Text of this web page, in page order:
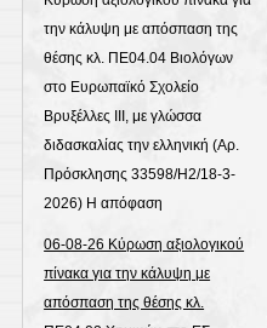
την κάλυψη με απόσπαση της
θέσης κλ. ΠΕ04.04 Βιολόγων
στο Ευρωπαϊκό Σχολείο
Βρυξέλλες ΙΙΙ, με γλώσσα
διδασκαλίας την ελληνική (Αρ.
Πρόσκλησης 33598/Η2/18-3-
2026) Η απόφαση
06-08-26 Κύρωση αξιολογικού
πίνακα για την κάλυψη με
απόσπαση της θέσης κλ.